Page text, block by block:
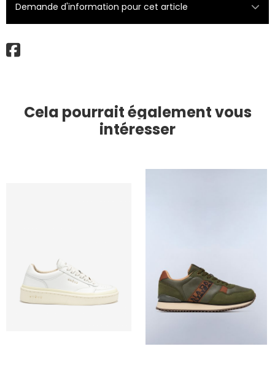
Demande d'information pour cet article
Cela pourrait également vous
intéresser